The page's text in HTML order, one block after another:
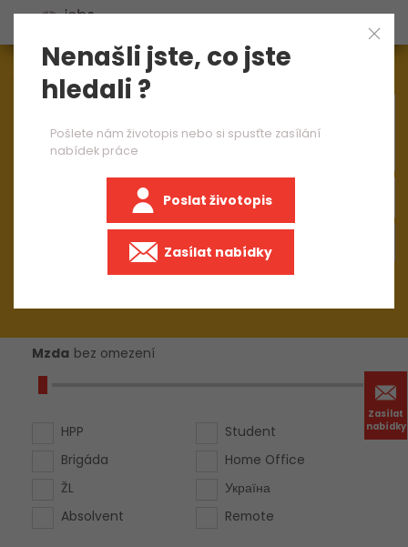
Zasílat
nabídky
Aktuálně1543nabídek práce
Mzda bez omezení
HPP
Brigáda
ŽL
Absolvent
Student
Home Office
Україна
Remote
Nenašli jste, co jste
hledali ?
Pošlete nám životopis nebo si spusťte zasílání
nabídek práce
Poslat životopis
Zasílat nabídky